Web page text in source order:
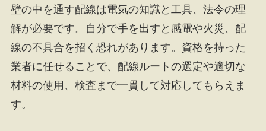
壁の中を通す配線は電気の知識と工具、法令の理
解が必要です。自分で手を出すと感電や火災、配
線の不具合を招く恐れがあります。資格を持った
業者に任せることで、配線ルートの選定や適切な
材料の使用、検査まで一貫して対応してもらえま
す。